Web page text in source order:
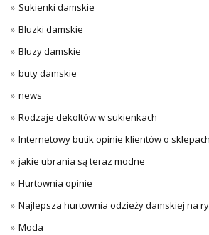
Sukienki damskie
Bluzki damskie
Bluzy damskie
buty damskie
news
Rodzaje dekoltów w sukienkach
Internetowy butik opinie klientów o sklepach
jakie ubrania są teraz modne
Hurtownia opinie
Najlepsza hurtownia odzieży damskiej na
Moda